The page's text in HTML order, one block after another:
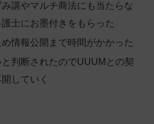
講やマルチ商法にも当たらな
士にお墨付きをもらった
情報公開まで時間がかかった
判断されたのでUUUMとの契
していく